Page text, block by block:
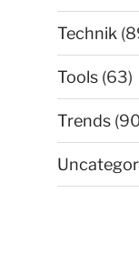
Technik
Tools (63)
Trends